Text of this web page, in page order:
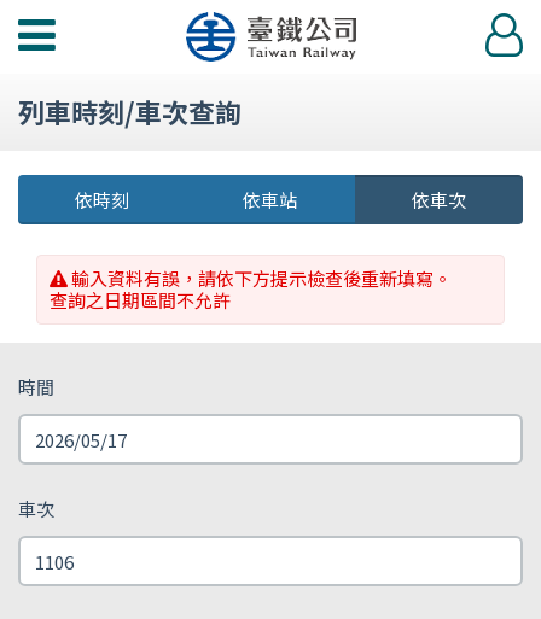
功
選
登
入
列車時刻/車次查詢
依時刻 依車站 依車次
輸入資料有誤，請依下方提示檢查後重新填寫。
查詢之日期區間不允許
時間
車次